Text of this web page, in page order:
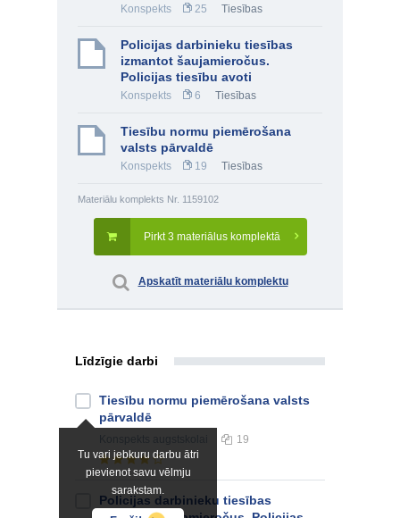
Konspekts 25 Tiesības
Policijas darbinieku tiesības
izmantot šaujamieročus.
Policijas tiesību avoti
Konspekts 6 Tiesības
Tiesību normu piemērošana
valsts pārvaldē
Konspekts 19 Tiesības
Materiālu komplekts Nr. 1159102
Pirkt 3 materiālus komplektā
Apskatīt materiālu komplektu
Līdzīgie darbi
Tu vari jebkuru darbu ātri
pievienot savu vēlmju
sarakstam.
Tiesību normu piemērošana valsts
pārvaldē
19
Policijas darbinieku tiesības